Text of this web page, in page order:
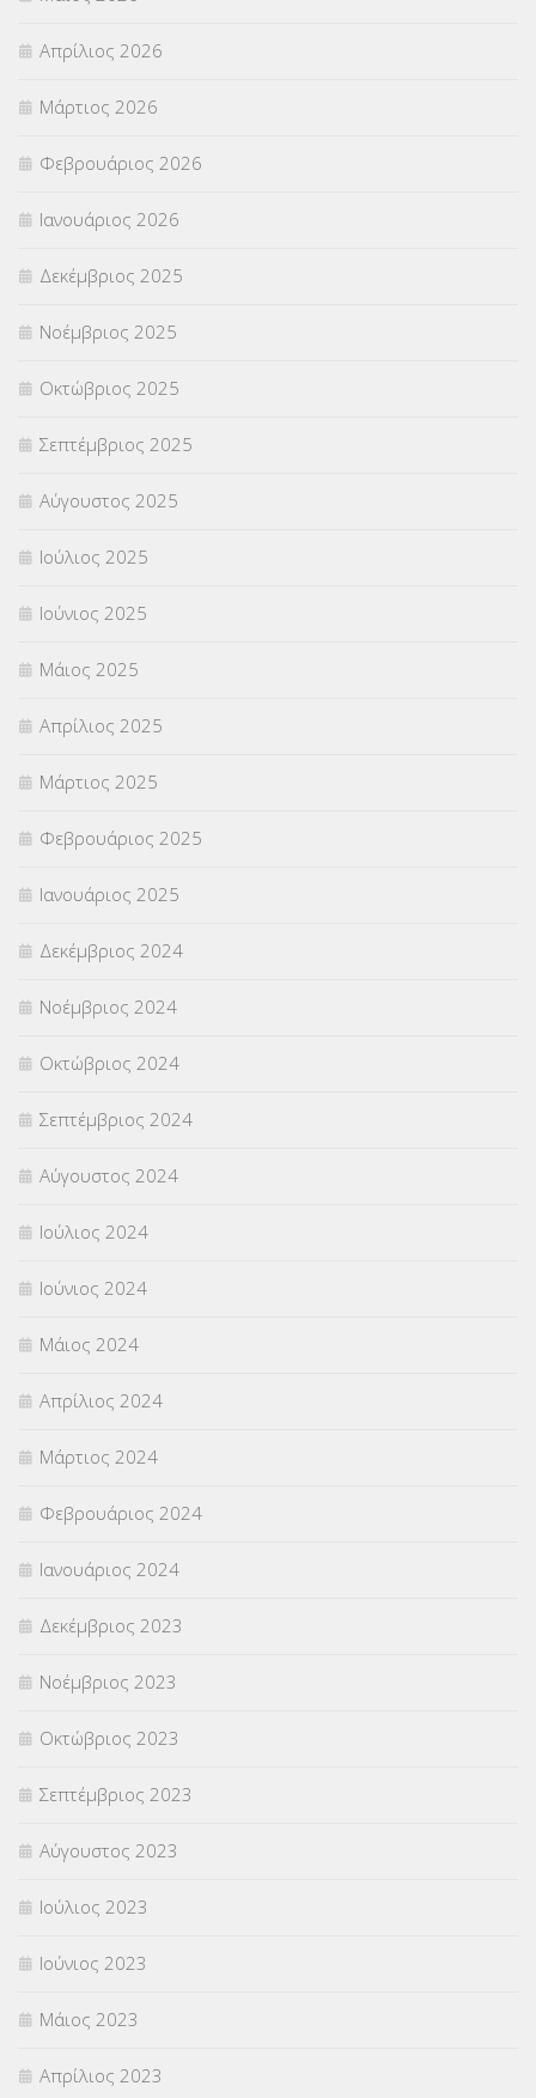
ΣΕΠ(50)
ΣΤΕΛΕΧΗ (360)
ΣΥΜΒΟΥΛΕΥΤΙΚΟΣ ΣΤΑΘΜΟΣ ΝΕΩΝ
ΣΥΝΤΑΞΕΙΣ(12)
ΣΧΟΛΙΚΟΙ ΣΥΜΒΟΥΛΟΙ
ΥΠΕΡΑΡΙΘΜΟΙ(1)
ΥΠΟΤΡΟΦΙΕΣ(28)
ΦΥΣΙΚΗ ΑΓΩΓΗ(692)
Χωρίς κατηγορία
Απρίλιος 2026
Μάρτιος 2026
Φεβρουάριος 2026
Ιανουάριος 2026
Δεκέμβριος 2025
Νοέμβριος 2025
Οκτώβριος 2025
Σεπτέμβριος 2025
Αύγουστος 2025
Ιούλιος 2025
Ιούνιος 2025
Μάιος 2025
Απρίλιος 2025
Μάρτιος 2025
Φεβρουάριος 2025
Ιανουάριος 2025
Δεκέμβριος 2024
Νοέμβριος 2024
Οκτώβριος 2024
Σεπτέμβριος 2024
Αύγουστος 2024
Ιούλιος 2024
Ιούνιος 2024
Μάιος 2024
Απρίλιος 2024
Μάρτιος 2024
Φεβρουάριος 2024
Ιανουάριος 2024
Δεκέμβριος 2023
Νοέμβριος 2023
Οκτώβριος 2023
Σεπτέμβριος 2023
Αύγουστος 2023
Ιούλιος 2023
Ιούνιος 2023
Μάιος 2023
Απρίλιος 2023